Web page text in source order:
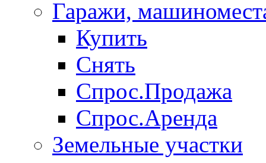
Гаражи,
Купить
Снять
Спрос.Продажа
Спрос.Аренда
Земельные участки